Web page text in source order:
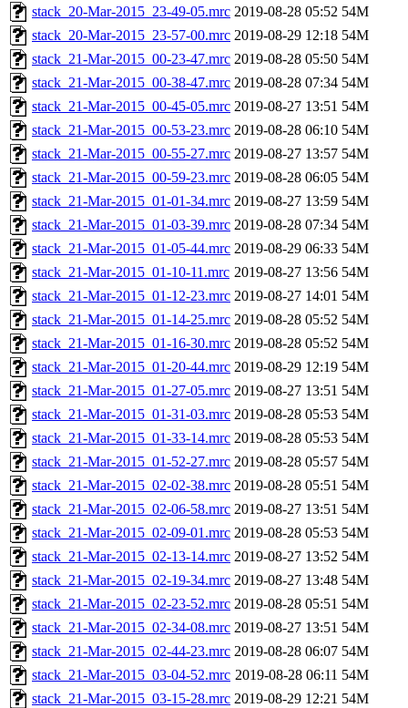
stack_20-Mar-2015_23-49-05.mrc 2019-08-28 05:52 54M
stack_20-Mar-2015_23-57-00.mrc 2019-08-29 12:18 54M
stack_21-Mar-2015_00-23-47.mrc 2019-08-28 05:50 54M
stack_21-Mar-2015_00-38-47.mrc 2019-08-28 07:34 54M
stack_21-Mar-2015_00-45-05.mrc 2019-08-27 13:51 54M
stack_21-Mar-2015_00-53-23.mrc 2019-08-28 06:10 54M
stack_21-Mar-2015_00-55-27.mrc 2019-08-27 13:57 54M
stack_21-Mar-2015_00-59-23.mrc 2019-08-28 06:05 54M
stack_21-Mar-2015_01-01-34.mrc 2019-08-27 13:59 54M
stack_21-Mar-2015_01-03-39.mrc 2019-08-28 07:34 54M
stack_21-Mar-2015_01-05-44.mrc 2019-08-29 06:33 54M
stack_21-Mar-2015_01-10-11.mrc 2019-08-27 13:56 54M
stack_21-Mar-2015_01-12-23.mrc 2019-08-27 14:01 54M
stack_21-Mar-2015_01-14-25.mrc 2019-08-28 05:52 54M
stack_21-Mar-2015_01-16-30.mrc 2019-08-28 05:52 54M
stack_21-Mar-2015_01-20-44.mrc 2019-08-29 12:19 54M
stack_21-Mar-2015_01-27-05.mrc 2019-08-27 13:51 54M
stack_21-Mar-2015_01-31-03.mrc 2019-08-28 05:53 54M
stack_21-Mar-2015_01-33-14.mrc 2019-08-28 05:53 54M
stack_21-Mar-2015_01-52-27.mrc 2019-08-28 05:57 54M
stack_21-Mar-2015_02-02-38.mrc 2019-08-28 05:51 54M
stack_21-Mar-2015_02-06-58.mrc 2019-08-27 13:51 54M
stack_21-Mar-2015_02-09-01.mrc 2019-08-28 05:53 54M
stack_21-Mar-2015_02-13-14.mrc 2019-08-27 13:52 54M
stack_21-Mar-2015_02-19-34.mrc 2019-08-27 13:48 54M
stack_21-Mar-2015_02-23-52.mrc 2019-08-28 05:51 54M
stack_21-Mar-2015_02-34-08.mrc 2019-08-27 13:51 54M
stack_21-Mar-2015_02-44-23.mrc 2019-08-28 06:07 54M
stack_21-Mar-2015_03-04-52.mrc 2019-08-28 06:11 54M
stack_21-Mar-2015_03-15-28.mrc 2019-08-29 12:21 54M